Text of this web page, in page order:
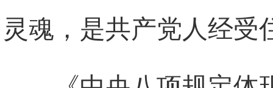
灵魂，是共产党人经受